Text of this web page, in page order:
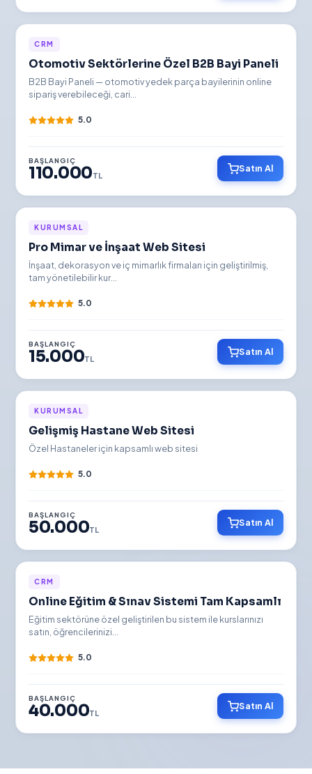
İNDİRİMLİ
YENİ
CRM
Otomotiv Sektörlerine Özel B2B Bayi Paneli
B2B Bayi Paneli — otomotiv yedek parça bayilerinin online
sipariş verebileceği, cari...
5.0
BAŞLANGIÇ
110.000TL
Satın Al
İNDİRİMLİ
YENİ
KURUMSAL
Pro Mimar ve İnşaat Web Sitesi
İnşaat, dekorasyon ve iç mimarlık firmaları için geliştirilmiş,
tam yönetilebilir kur...
5.0
BAŞLANGIÇ
15.000TL
Satın Al
İNDİRİMLİ
YENİ
KURUMSAL
Gelişmiş Hastane Web Sitesi
Özel Hastaneler için kapsamlı web sitesi
5.0
BAŞLANGIÇ
50.000TL
Satın Al
İNDİRİMLİ
YENİ
CRM
Online Eğitim & Sınav Sistemi Tam Kapsamlı
Eğitim sektörüne özel geliştirilen bu sistem ile kurslarınızı
satın, öğrencilerinizi...
5.0
BAŞLANGIÇ
40.000TL
Satın Al